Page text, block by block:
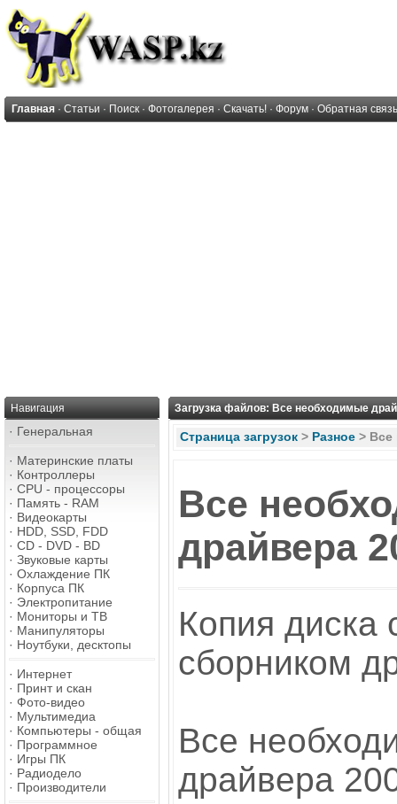
Главная · Статьи · Поиск · Фотогалерея · Скачать! · Форум · Обратная связь
Навигация
· Генеральная
· Материнские платы
· Контроллеры
· CPU - процессоры
· Память - RAM
· Видеокарты
· HDD, SSD, FDD
· CD - DVD - BD
· Звуковые карты
· Охлаждение ПК
· Корпуса ПК
· Электропитание
· Мониторы и ТВ
· Манипуляторы
· Ноутбуки, десктопы
· Интернет
· Принт и скан
· Фото-видео
· Мультимедиа
· Компьютеры - общая
· Программное
· Игры ПК
· Радиодело
· Производители
Загрузка файлов: Все необходимые
Страница загрузок > Разное > Все
Все
драйвера
Копия диска
сборником
Все
драйвера